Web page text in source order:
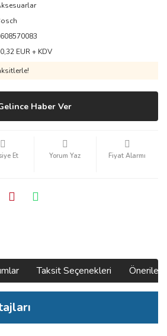
EUR + KDV
Haber Ver
Et Yorum Yaz Fiyat Alarmı
Taksit Seçenekleri